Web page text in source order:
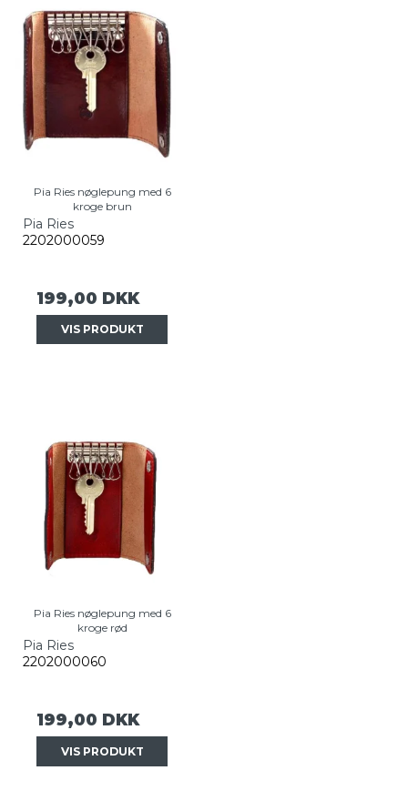
Pia Ries nøglepung med 6
kroge brun
Pia Ries
2202000059
199,00 DKK
VIS PRODUKT
Pia Ries nøglepung med 6
kroge rød
Pia Ries
2202000060
199,00 DKK
VIS PRODUKT